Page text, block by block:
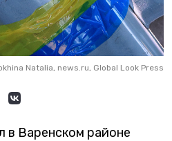
Natalia, news.ru, Global Look Press
в Варенском районе